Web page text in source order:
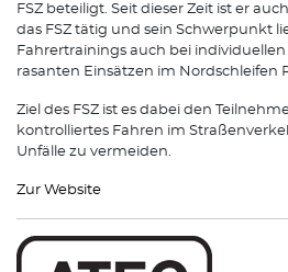
FSZ beteiligt. Seit dieser Zeit ist er
das FSZ tätig und sein Schwerpunkt
Fahrertrainings auch bei
rasanten Einsätzen im Nordschleifen
Ziel des FSZ ist es dabei den
kontrolliertes Fahren im
Unfälle zu vermeiden.
Zur Website